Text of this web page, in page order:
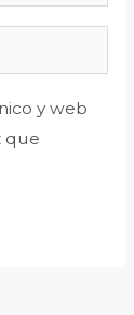
y web
que